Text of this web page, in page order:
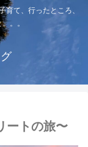
育て、行ったところ、
。。
ートの旅〜